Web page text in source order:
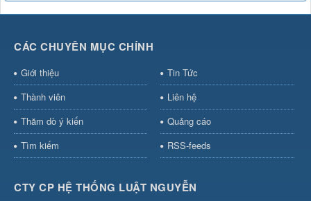
CÁC CHUYÊN MỤC CHÍNH
Giới thiệu
Tin Tức
Thành viên
Liên hệ
Thăm dò ý kiến
Quảng cáo
Tìm kiếm
RSS-feeds
CTY CP HỆ THỐNG LUẬT NGUYỄN